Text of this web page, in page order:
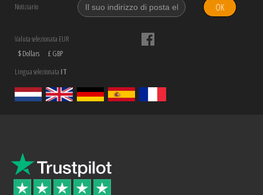
Notiziario OK
Valuta selezionata EUR
$ Dollars
£ GBP
Lingua selezionata IT